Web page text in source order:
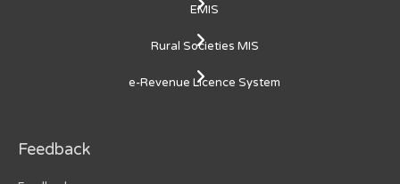
EMIS
Rural Societies MIS
e-Revenue Licence System
Feedback